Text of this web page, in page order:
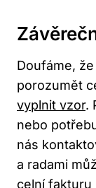
Doufáme,
porozumět
vyplnit vzor.
nebo
nás
a radami
celní fakturu